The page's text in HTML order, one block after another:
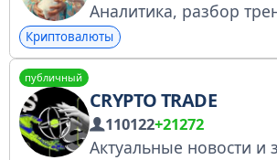
Криптовалюты
публичный
CRYPTO TRADE
110122+21272